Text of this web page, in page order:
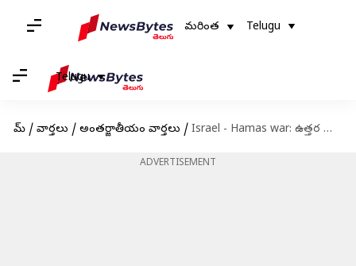
మరింత Telugu
Telugu
హోమ్ / వార్తలు / అంతర్జాతీయం వార్తలు / Israel - Hamas war: ఉత్తర గాజాలో హమాస్ కమాండ్ వ్యవస్థను నాశనం చేసిన ఇజ్రాయెల్ సైన్యం
ADVERTISEMENT